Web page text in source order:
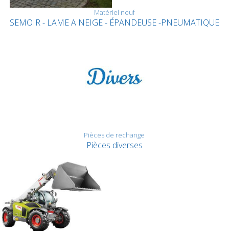
Matériel neuf
SEMOIR - LAME A NEIGE - ÉPANDEUSE -PNEUMATIQUE
Pièces de rechange
Pièces diverses